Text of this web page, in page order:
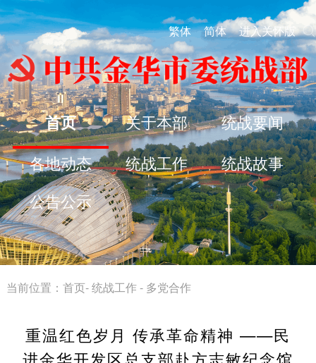
繁体 简体 进入关怀版
首页 关于本部 统战要闻
各地动态 统战工作 统战故事
公告公示
当前位置： 首页-统战工作- 多党合作
重温红色岁月 传承革命精神 ——民
进金华开发区总支部赴方志敏纪念馆